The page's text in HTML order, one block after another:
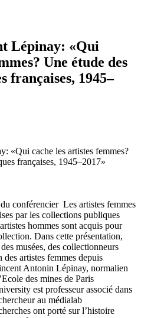
Lépinay: «Qui
Une étude des
françaises, 1945–
conférencier Les artistes femmes
par les collections publiques
hommes sont acquis pour
Dans cette présentation,
musées, des collectionneurs
artistes femmes depuis
Antonin Lépinay, normalien
des mines de Paris
est professeur associé dans
au médialab
ont porté sur l’histoire